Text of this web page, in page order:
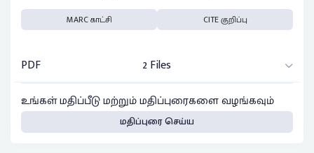
MARC காட்சி CITE குறிப்பு
PDF
2 Files
உங்கள் மதிப்பீடு மற்றும் மதிப்புரைகளை வழங்கவும்
மதிப்புரை செய்ய